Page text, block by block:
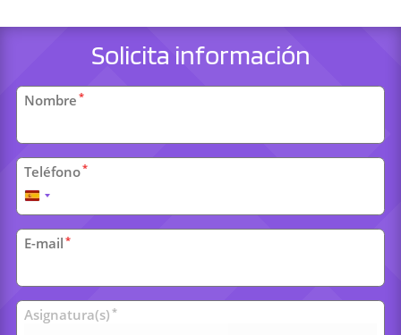
Solicita información
Datos
personales
Nombre *
Teléfono*
España
+34
E-mail *
Clases
universitarias
Asignatura(s) *